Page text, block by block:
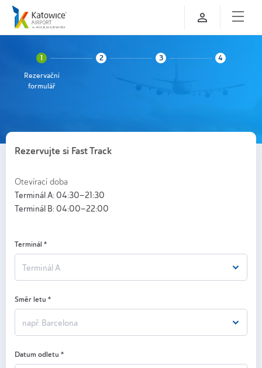
Rezervační
formulář
Rezervujte si Fast Track
Otevírací doba
Terminál A: 04:30–21:30
Terminál B: 04:00–22:00
Terminál *
Terminál A
Směr letu *
např. Barcelona
Datum odletu *